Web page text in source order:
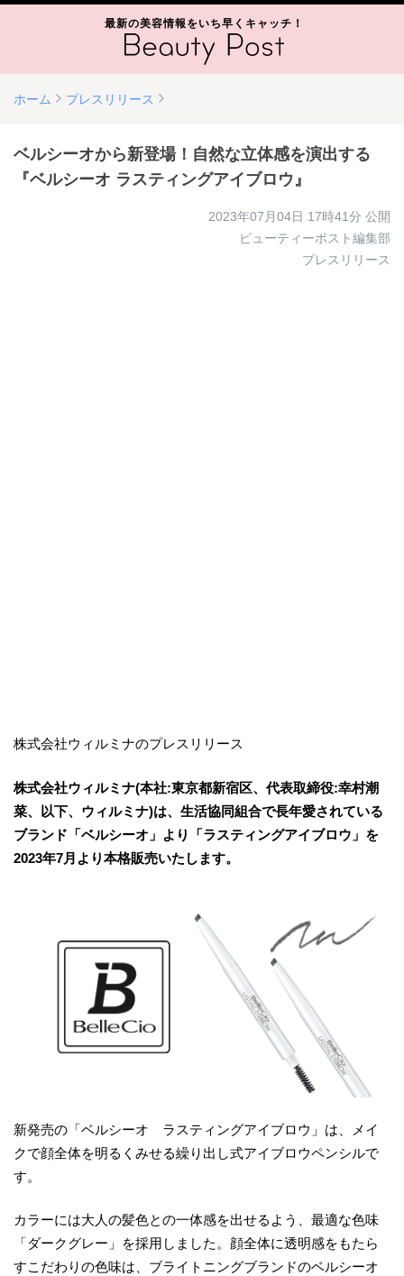
最新の美容情報をいち早くキャッチ！
ホーム プレスリリース
ベルシーオから新登場！自然な立体感を演出する
『ベルシーオ ラスティングアイブロウ』
2023年07月04日 17時41分 公開
ビューティーポスト編集部
プレスリリース
株式会社ウィルミナのプレスリリース
株式会社ウィルミナ(本社:東京都新宿区、代表取締役:幸村潮
菜、以下、ウィルミナ)は、生活協同組合で長年愛されている
ブランド「ベルシーオ」より「ラスティングアイブロウ」を
2023年7月より本格販売いたします。
新発売の「ベルシーオ ラスティングアイブロウ」は、メイ
クで顔全体を明るくみせる繰り出し式アイブロウペンシルで
す。
カラーには大人の髪色との一体感を出せるよう、最適な色味
「ダークグレー」を採用しました。顔全体に透明感をもたら
すこだわりの色味は、ブライトニングブランドのベルシーオ